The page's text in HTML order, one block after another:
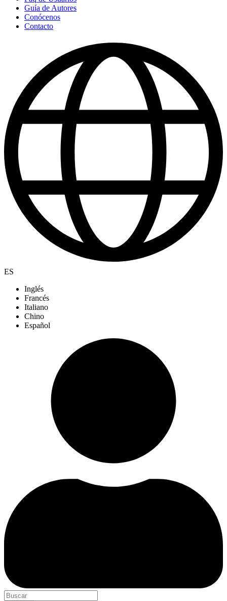
Guía de Autores
Conócenos
Contacto
ES
Inglés
Francés
Italiano
Chino
Español